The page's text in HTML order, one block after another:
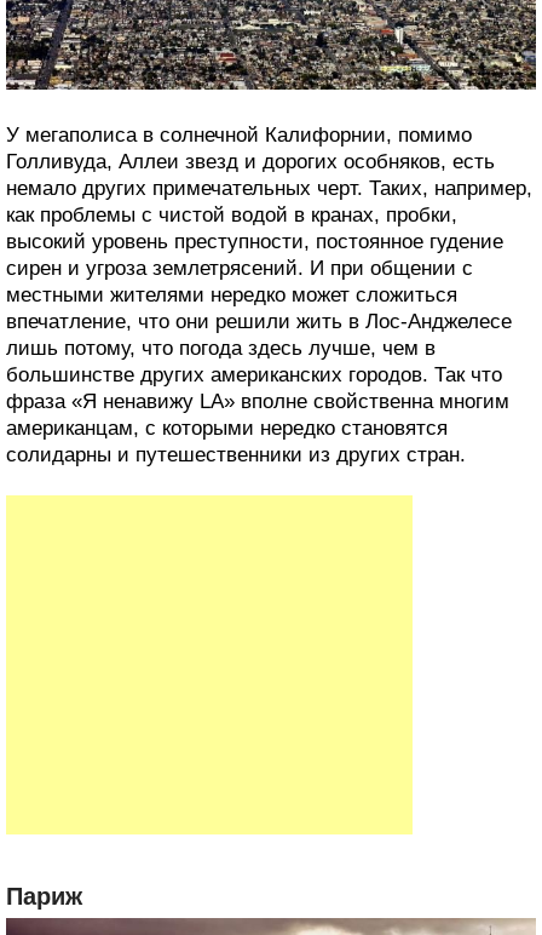
У мегаполиса в солнечной Калифорнии, помимо
Голливуда, Аллеи звезд и дорогих особняков, есть
немало других примечательных черт. Таких, например,
как проблемы с чистой водой в кранах, пробки,
высокий уровень преступности, постоянное гудение
сирен и угроза землетрясений. И при общении с
местными жителями нередко может сложиться
впечатление, что они решили жить в Лос-Анджелесе
лишь потому, что погода здесь лучше, чем в
большинстве других американских городов. Так что
фраза «Я ненавижу LA» вполне свойственна многим
американцам, с которыми нередко становятся
солидарны и путешественники из других стран.
Париж